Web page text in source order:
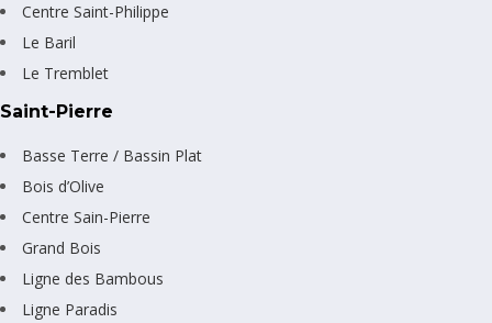
Centre Saint-Philippe
Le Baril
Le Tremblet
Saint-Pierre
Basse Terre / Bassin Plat
Bois d’Olive
Centre Sain-Pierre
Grand Bois
Ligne des Bambous
Ligne Paradis